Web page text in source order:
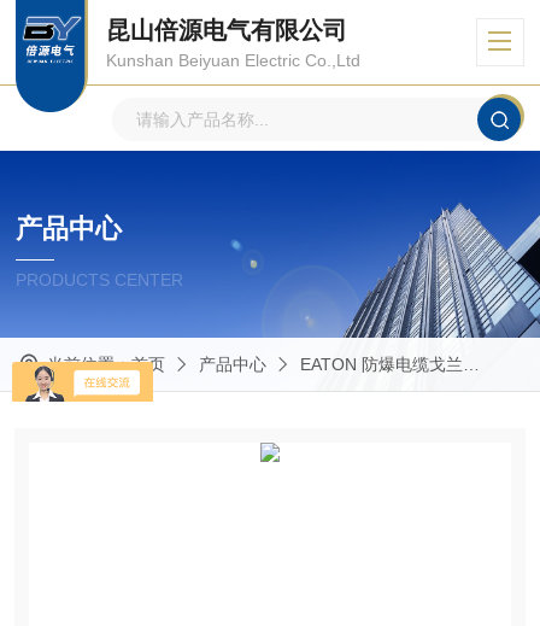
昆山倍源电气有限公司
Kunshan Beiyuan Electric Co.,Ltd
产品中心
PRODUCTS CENTER
当前位置：首页 产品中心 EATON 防爆电缆戈兰